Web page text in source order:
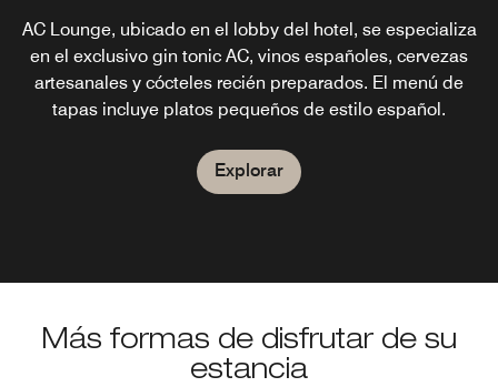
AC Lounge, ubicado en el lobby del hotel, se especializa
en el exclusivo gin tonic AC, vinos españoles, cervezas
artesanales y cócteles recién preparados. El menú de
tapas incluye platos pequeños de estilo español.
Explorar
Más formas de disfrutar de su
estancia